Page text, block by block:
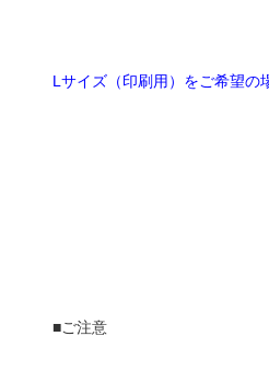
Lサイズ（印刷用）をご希望の
■ご注意